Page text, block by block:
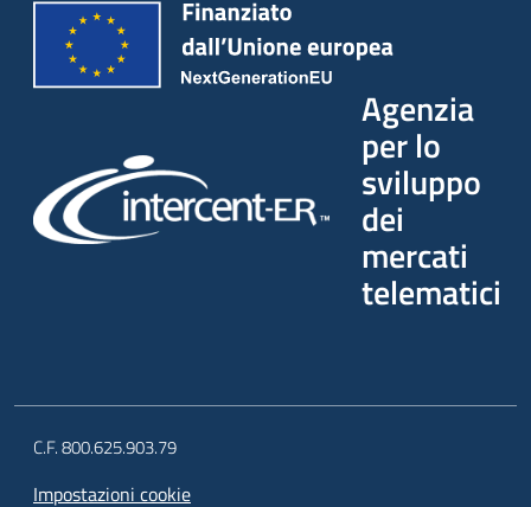
Agenzia
per lo
sviluppo
dei
mercati
telematici
C.F. 800.625.903.79
Impostazioni cookie